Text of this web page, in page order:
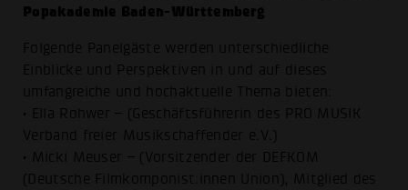
Popakademie Baden-Württemberg
Folgende Panelgäste werden unterschiedliche
Einblicke und Perspektiven in und auf dieses
umfangreiche und hochaktuelle Thema bieten:
• Ella Rohwer – (Geschäftsführerin des PRO MUSIK
Verband freier Musikschaffender e.V.)
• Micki Meuser – (Vorsitzender der DEFKOM
(Deutsche Filmkomponist:innen Union), Mitglied des